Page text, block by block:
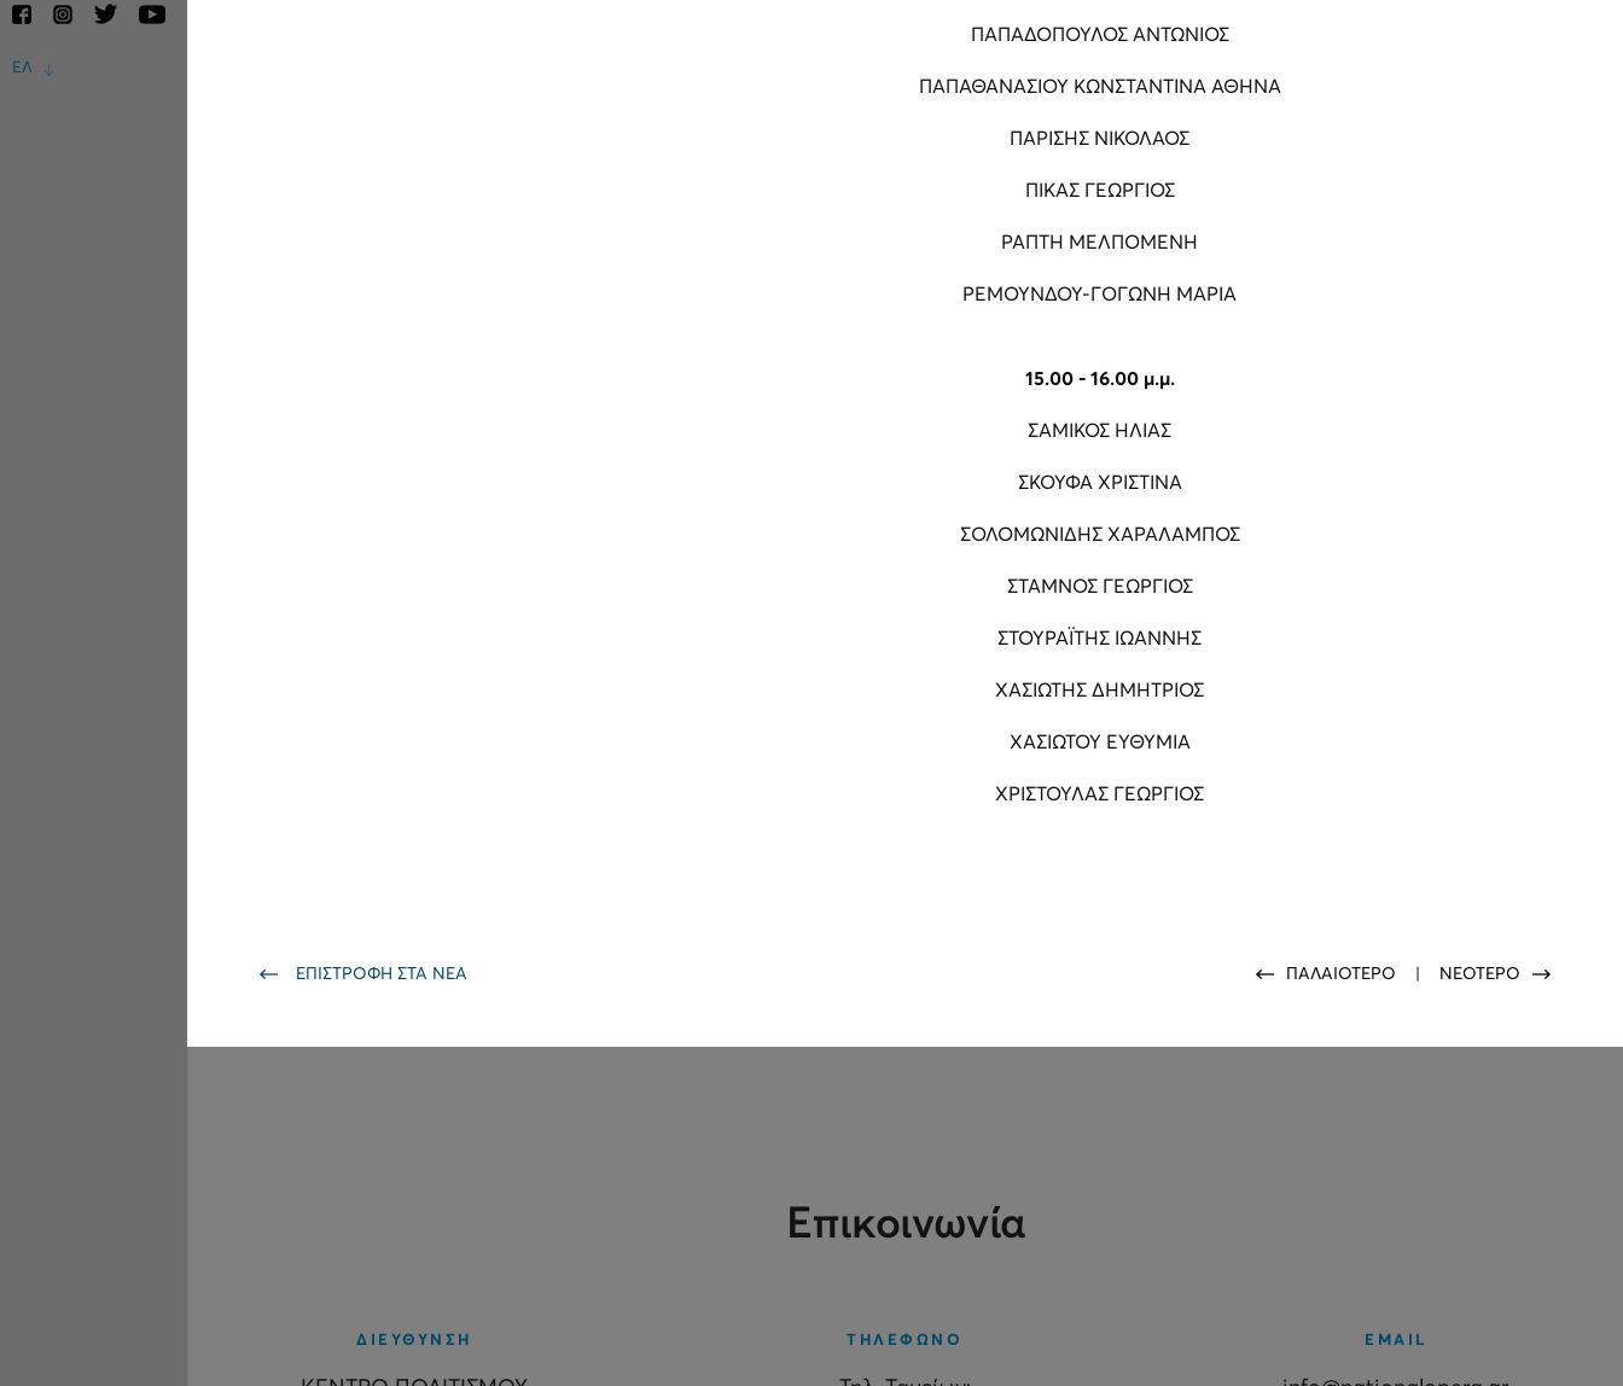
ΕΛ
ΠΑΠΑΔΟΠΟΥΛΟΣ ΑΝΤΩΝΙΟΣ
ΠΑΠΑΘΑΝΑΣΙΟΥ ΚΩΝΣΤΑΝΤΙΝΑ ΑΘΗΝΑ
ΠΑΡΙΣΗΣ ΝΙΚΟΛΑΟΣ
ΠΙΚΑΣ ΓΕΩΡΓΙΟΣ
ΡΑΠΤΗ ΜΕΛΠΟΜΕΝΗ
ΡΕΜΟΥΝΔΟΥ-ΓΟΓΩΝΗ ΜΑΡΙΑ
15.00 - 16.00 μ.μ.
ΣΑΜΙΚΟΣ ΗΛΙΑΣ
ΣΚΟΥΦΑ ΧΡΙΣΤΙΝΑ
ΣΟΛΟΜΩΝΙΔΗΣ ΧΑΡΑΛΑΜΠΟΣ
ΣΤΑΜΝΟΣ ΓΕΩΡΓΙΟΣ
ΣΤΟΥΡΑΪΤΗΣ ΙΩΑΝΝΗΣ
ΧΑΣΙΩΤΗΣ ΔΗΜΗΤΡΙΟΣ
ΧΑΣΙΩΤΟΥ ΕΥΘΥΜΙΑ
ΧΡΙΣΤΟΥΛΑΣ ΓΕΩΡΓΙΟΣ
ΕΠΙΣΤΡΟΦΗ ΣΤΑ ΝΕΑ ΠΑΛΑΙΟΤΕΡΟ ΝΕΟΤΕΡΟ
Επικοινωνία
ΔΙΕΥΘΥΝΣΗ ΤΗΛΕΦΩΝΟ EMAIL